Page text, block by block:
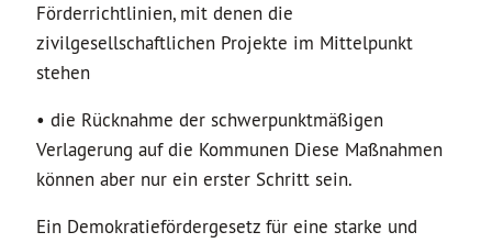
Förderrichtlinien, mit denen die
zivilgesellschaftlichen Projekte im Mittelpunkt
stehen
• die Rücknahme der schwerpunktmäßigen
Verlagerung auf die Kommunen Diese Maßnahmen
können aber nur ein erster Schritt sein.
Ein Demokratiefördergesetz für eine starke und